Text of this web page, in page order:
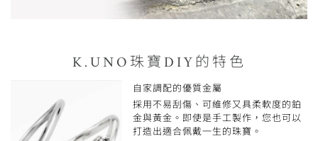
K.UNO珠寶DIY的特色
自家調配的優質金屬
採用不易刮傷、可維修又具柔軟度的鉑
金與黃金。即使是手工製作，您也可以
打造出適合佩戴一生的珠寶。